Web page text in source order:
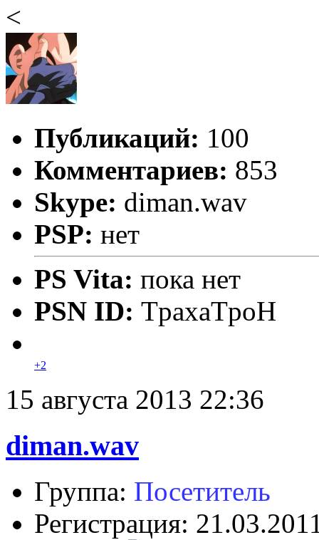
<
Публикаций: 100
Комментариев: 853
Skype: diman.wav
PSP: нет
PS Vita: пока нет
PSN ID: TpaxaTpoH
+2
15 августа 2013 22:36
diman.wav
Группа: Посетитель
Регистрация: